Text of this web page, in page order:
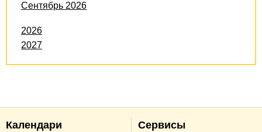
Сентябрь 2026
2026
2027
Календари Сервисы